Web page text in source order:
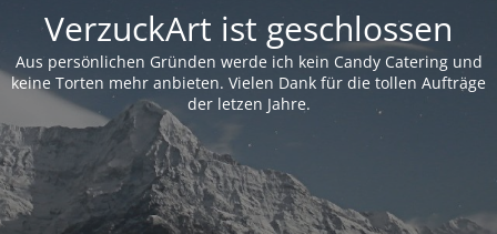
VerzuckArt ist geschlossen
Aus persönlichen Gründen werde ich kein Candy Catering und
keine Torten mehr anbieten. Vielen Dank für die tollen Aufträge
der letzen Jahre.